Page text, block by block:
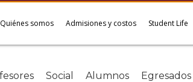
Quiénes somos Admisiones y costos Student Life
Social Alumnos Egresados